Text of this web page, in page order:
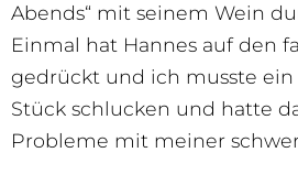
Abends“ mit seinem Wein
Einmal hat Hannes auf den
gedrückt und ich musste ein
Stück schlucken und hatte
Probleme mit meiner